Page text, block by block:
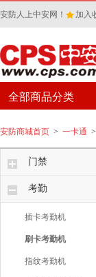
安防人上中安网！ 加入
全部商品分类
安防商城首页 > 一卡通 >
门禁
考勤
插卡考勤机
刷卡考勤机
指纹考勤机